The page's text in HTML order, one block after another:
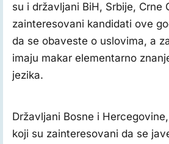
su i državljani BiH, Srbije, Crne
zainteresovani kandidati ove
da se obaveste o uslovima, a
imaju makar elementarno
jezika.
Državljani Bosne i
koji su zainteresovani da se